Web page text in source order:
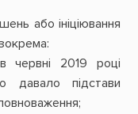
або ініціювання
в червні 2019 році
давало підстави